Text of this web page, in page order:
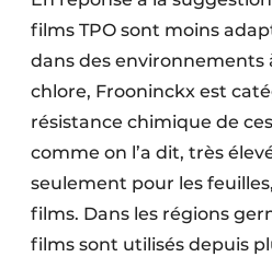
films TPO sont moins
dans des environnements
chlore, Frooninckx est
résistance chimique de
comme on l’a dit, très
seulement pour les
films. Dans les régions
films sont utilisés depuis